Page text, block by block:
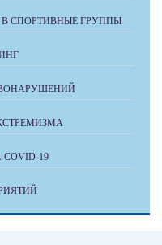
СПОРТИВНЫЕ ГРУППЫ
19